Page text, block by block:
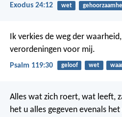
Exodus 24:12 wet
Ik verkies de weg der waarheid,
verordeningen voor mij.
Psalm 119:30 geloof wet
Alles wat zich roert, wat leeft,
het u alles gegeven evenals